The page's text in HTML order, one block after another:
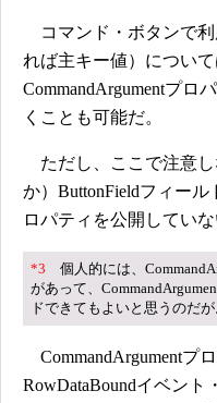
コマンド・ボタンで利
れば主キー値）につい
CommandArgumentプロ
くことも可能だ。
ただし、ここで注意
か）ButtonFieldフィール
ロパティを公開してい
*3 個人的には、
があって、
ドできてもよいと思うのだが
CommandArgumentプ
RowDataBoundイベント